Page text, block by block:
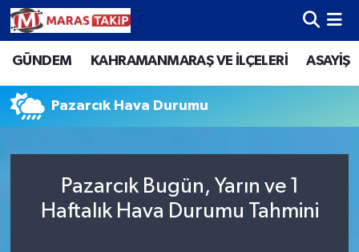
GÜNDEM KAHRAMANMARAŞ VE İLÇELERİ ASAYİŞ
Pazarcık Hava Durumu
Pazarcık Bugün, Yarın ve 1
Haftalık Hava Durumu Tahmini
Kahramanmaraş Nöbetçi Eczaneler
Kahramanmaraş Hava Durumu
Kahramanmaraş Trafik Yoğunluk Haritası